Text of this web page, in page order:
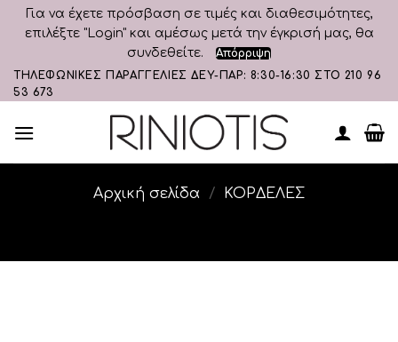
Για να έχετε πρόσβαση σε τιμές και διαθεσιμότητες,
επιλέξτε "Login" και αμέσως μετά την έγκρισή μας, θα
συνδεθείτε.
Απόρριψη
Skip
to
ΤΗΛΕΦΩΝΙΚΕΣ ΠΑΡΑΓΓΕΛΙΕΣ ΔΕΥ-ΠΑΡ: 8:30-16:30 ΣΤΟ 210 96
53 673
Αρχική σελίδα / ΚΟΡΔΕΛΕΣ